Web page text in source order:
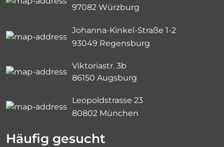
97082 Würzburg
Johanna-Kinkel-Straße 1-2
93049 Regensburg
Viktoriastr. 3b
86150 Augsburg
Leopoldstrasse 23
80802 München
Häufig gesucht